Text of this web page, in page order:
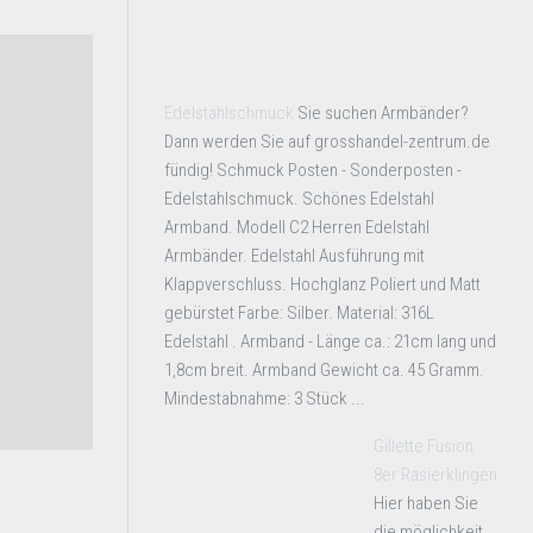
Edelstahlschmuck Sie suchen Armbänder?
Dann werden Sie auf grosshandel-zentrum.de
fündig! Schmuck Posten - Sonderposten -
Edelstahlschmuck. Schönes Edelstahl
Armband. Modell C2 Herren Edelstahl
Armbänder. Edelstahl Ausführung mit
Klappverschluss. Hochglanz Poliert und Matt
gebürstet Farbe: Silber. Material: 316L
Edelstahl . Armband - Länge ca.: 21cm lang und
1,8cm breit. Armband Gewicht ca. 45 Gramm.
Mindestabnahme: 3 Stück ...
Gillette Fusion
8er Rasierklingen
Hier haben Sie